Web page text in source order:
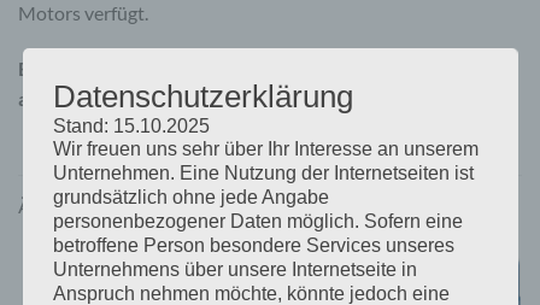
Motors verfügt.
BatteryProtect ist nicht für Rückströme von Ladegeräten
ausgelegt
ÄHNLICHE PRODUKTE
Datenschutzerklärung
Stand: 15.10.2025
Wir freuen uns sehr über Ihr Interesse an unserem
Unternehmen. Eine Nutzung der Internetseiten ist
grundsätzlich ohne jede Angabe
personenbezogener Daten möglich. Sofern eine
betroffene Person besondere Services unseres
Unternehmens über unsere Internetseite in
Anspruch nehmen möchte, könnte jedoch eine